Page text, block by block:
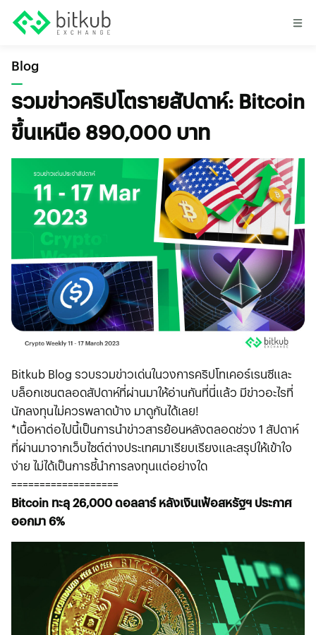
Blog
รวมข่าวคริปโตรายสัปดาห์: Bitcoin
ขึ้นเหนือ 890,000 บาท
Bitkub Blog รวบรวมข่าวเด่นในวงการคริปโทเคอร์เรนซีและ
บล็อกเชนตลอดสัปดาห์ที่ผ่านมาให้อ่านกันที่นี่แล้ว มีข่าวอะไรที่
นักลงทุนไม่ควรพลาดบ้าง มาดูกันได้เลย!
*เนื้อหาต่อไปนี้เป็นการนำข่าวสารย้อนหลังตลอดช่วง 1 สัปดาห์
ที่ผ่านมาจากเว็บไซต์ต่างประเทศมาเรียบเรียงและสรุปให้เข้าใจ
ง่าย ไม่ได้เป็นการชี้นำการลงทุนแต่อย่างใด
===================
Bitcoin ทะลุ 26,000 ดอลลาร์ หลังเงินเฟ้อสหรัฐฯ ประกาศ
ออกมา 6%